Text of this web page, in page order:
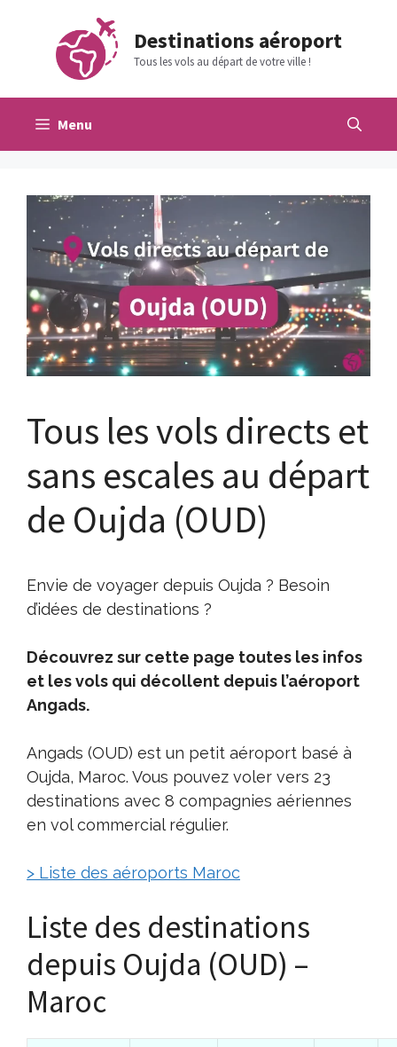
contenu
Destinations aéroport
Tous les vols au départ de votre ville !
Menu
Tous les vols directs et
sans escales au départ
de Oujda (OUD)
Envie de voyager depuis Oujda ? Besoin
d’idées de destinations ?
Découvrez sur cette page toutes les infos
et les vols qui décollent depuis l’aéroport
Angads.
Angads (OUD) est un petit aéroport basé à
Oujda, Maroc. Vous pouvez voler vers 23
destinations avec 8 compagnies aériennes
en vol commercial régulier.
> Liste des aéroports Maroc
Liste des destinations
depuis Oujda (OUD) –
Maroc